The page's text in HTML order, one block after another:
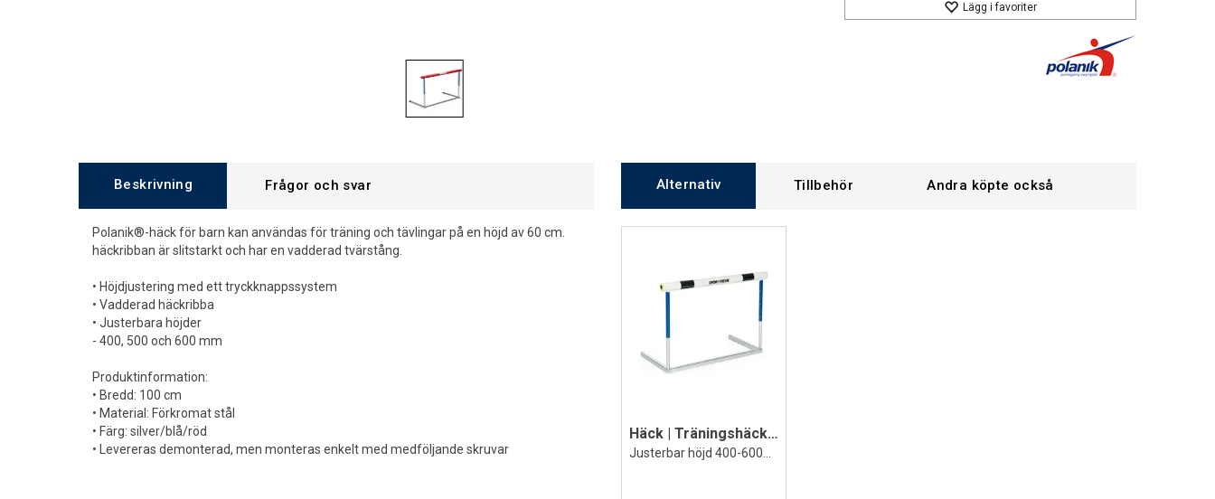
Lägg i favoriter
Beskrivning Frågor och svar
Polanik®-häck för barn kan användas för träning och tävlingar på en höjd av 60 cm.
häckribban är slitstarkt och har en vadderad tvärstång.
• Höjdjustering med ett tryckknappssystem
• Vadderad häckribba
• Justerbara höjder
- 400, 500 och 600 mm
Produktinformation:
• Bredd: 100 cm
• Material: Förkromat stål
• Färg: silver/blå/röd
• Levereras demonterad, men monteras enkelt med medföljande skruvar
Alternativ Tillbehör Andra köpte också
Häck | Träningshäck till barn